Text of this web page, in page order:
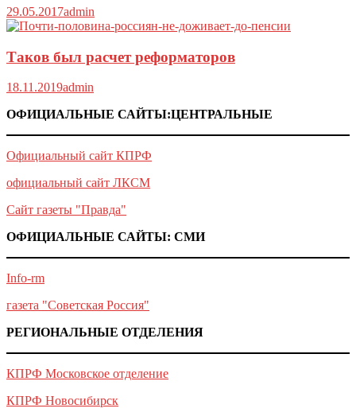
29.05.2017admin
Таков был расчет реформаторов
18.11.2019admin
ОФИЦИАЛЬНЫЕ САЙТЫ:ЦЕНТРАЛЬНЫЕ
Официальный сайт КПРФ
официальный сайт ЛКСМ
Сайт газеты "Правда"
ОФИЦИАЛЬНЫЕ САЙТЫ: СМИ
Info-rm
газета "Советская Россия"
РЕГИОНАЛЬНЫЕ ОТДЕЛЕНИЯ
КПРФ Московское отделение
КПРФ Новосибирск